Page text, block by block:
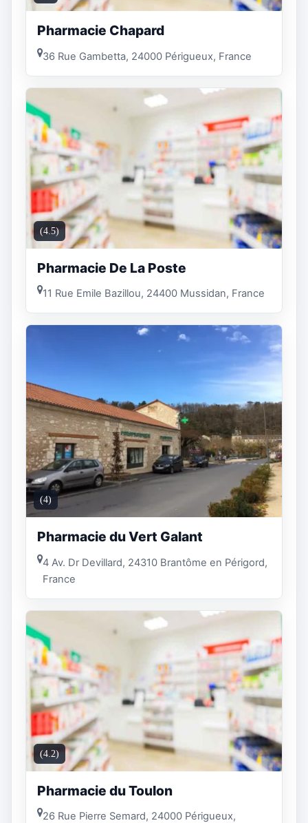
Pharmacie Chapard
36 Rue Gambetta, 24000 Périgueux, France
(4.5)
Pharmacie De La Poste
11 Rue Emile Bazillou, 24400 Mussidan, France
(4)
Pharmacie du Vert Galant
4 Av. Dr Devillard, 24310 Brantôme en Périgord,
France
(4.2)
Pharmacie du Toulon
26 Rue Pierre Semard, 24000 Périgueux,